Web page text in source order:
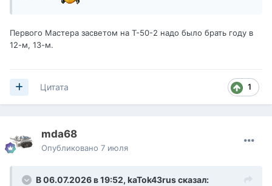
здесь мои девчонки изнасиловали рандом
replay_last_battle.mtreplay
Первого Мастера засветом на Т-50-2 надо было брать году в
12-м, 13-м.
1
Цитата
mda68
Опубликовано 7 июля
В 06.07.2026 в 19:52, kaTok43rusсказал: